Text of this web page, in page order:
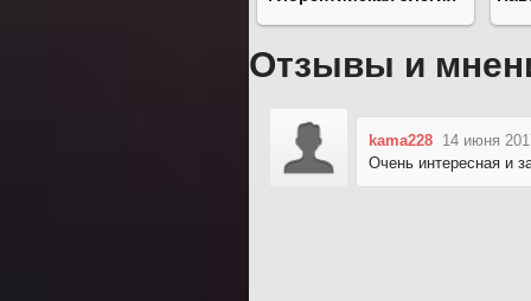
Отзывы и
kama228 14 июня
Очень интересная и